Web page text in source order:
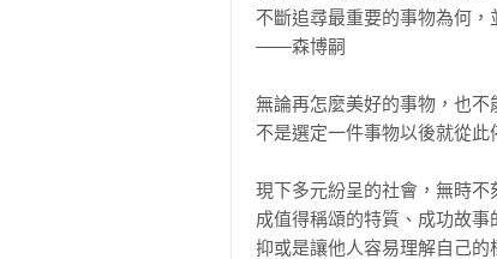
不斷追尋最重要的事物為何
——森博嗣
無論再怎麼美好的事物，也不
不是選定一件事物以後就從此
現下多元紛呈的社會，無時
成值得稱頌的特質、成功故事
抑或是讓他人容易理解自己